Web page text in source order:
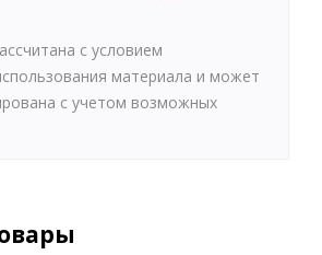
с условием
материала и может
с учетом возможных